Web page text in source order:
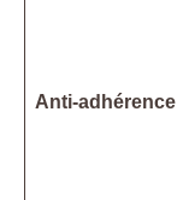
Anti-adhérence